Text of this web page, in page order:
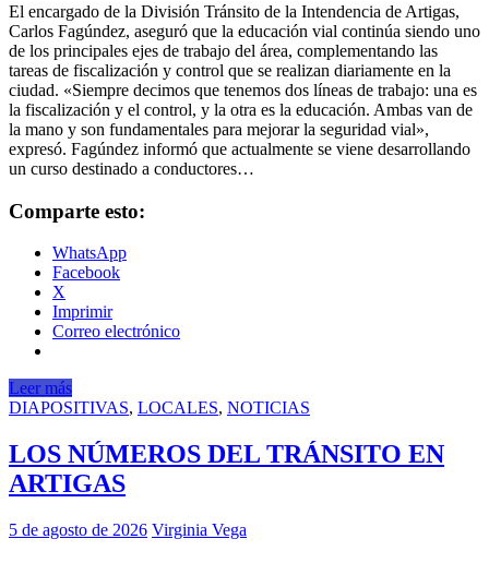
El encargado de la División Tránsito de la Intendencia de Artigas,
Carlos Fagúndez, aseguró que la educación vial continúa siendo uno
de los principales ejes de trabajo del área, complementando las
tareas de fiscalización y control que se realizan diariamente en la
ciudad. «Siempre decimos que tenemos dos líneas de trabajo: una es
la fiscalización y el control, y la otra es la educación. Ambas van de
la mano y son fundamentales para mejorar la seguridad vial»,
expresó. Fagúndez informó que actualmente se viene desarrollando
un curso destinado a conductores…
Comparte esto:
WhatsApp
Facebook
X
Imprimir
Correo electrónico
Leer más
DIAPOSITIVAS, LOCALES, NOTICIAS
LOS NÚMEROS DEL TRÁNSITO EN
ARTIGAS
5 de agosto de 2026 Virginia Vega